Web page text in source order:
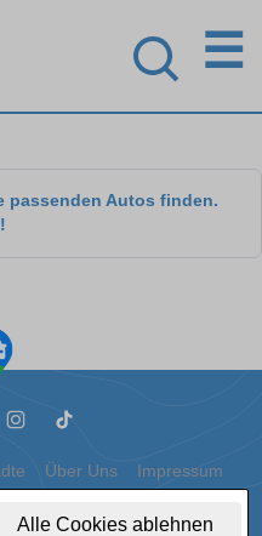
Alle Cookies ablehnen
☰
passenden Autos finden.
Über Uns Impressum
Cookies